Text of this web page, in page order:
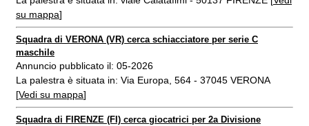
su mappa]
Squadra di VERONA (VR) cerca schiacciatore per serie C
maschile
Annuncio pubblicato il: 05-2026
La palestra è situata in: Via Europa, 564 - 37045 VERONA
[Vedi su mappa]
Squadra di FIRENZE (FI) cerca giocatrici per 2a Divisione